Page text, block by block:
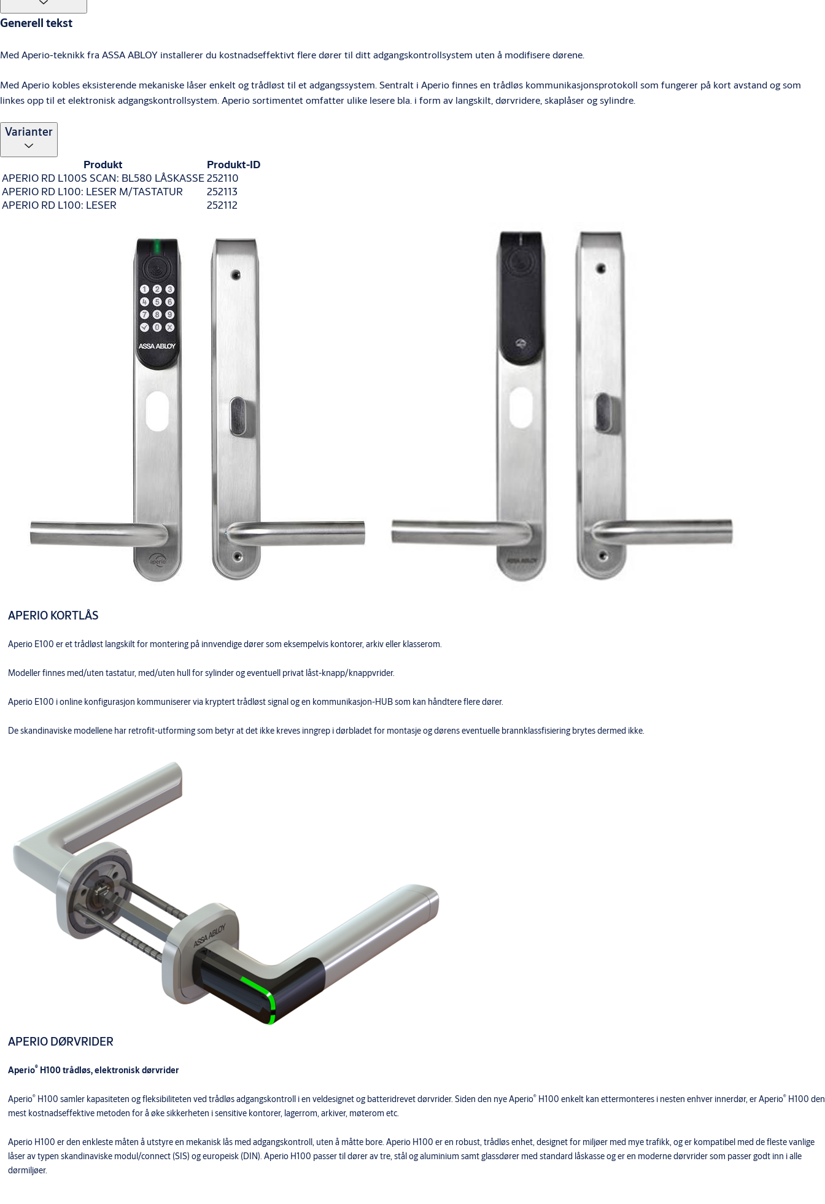
Generell tekst
Med Aperio-teknikk fra ASSA ABLOY installerer du kostnadseffektivt flere dører til ditt adgangskontrollsystem uten å modifisere dørene.
Med Aperio kobles eksisterende mekaniske låser enkelt og trådløst til et adgangssystem. Sentralt i Aperio finnes en trådløs kommunikasjonsprotokoll som fungerer på kort avstand og som
linkes opp til et elektronisk adgangskontrollsystem. Aperio sortimentet omfatter ulike lesere bla. i form av langskilt, dørvridere, skaplåser og sylindre.
Varianter
Produkt
Produkt-ID
APERIO RD L100S SCAN: BL580 LÅSKASSE252110
APERIO RD L100: LESER M/TASTATUR
252113
APERIO RD L100: LESER
252112
APERIO KORTLÅS
Aperio E100 er et trådløst langskilt for montering på innvendige dører som eksempelvis kontorer, arkiv eller klasserom.
Modeller finnes med/uten tastatur, med/uten hull for sylinder og eventuell privat låst-knapp/knappvrider.
Aperio E100 i online konfigurasjon kommuniserer via kryptert trådløst signal og en kommunikasjon-HUB som kan håndtere flere dører.
De skandinaviske modellene har retrofit-utforming som betyr at det ikke kreves inngrep i dørbladet for montasje og dørens eventuelle brannklassfisiering brytes dermed ikke.
APERIO DØRVRIDER
Aperio®H100 trådløs, elektronisk dørvrider
Aperio®H100 samler kapasiteten og fleksibiliteten ved trådløs adgangskontroll i en veldesignet og batteridrevet dørvrider. Siden den nye Aperio®H100 enkelt kan ettermonteres i nesten enhver innerdør, er Aperio®H100 den
mest kostnadseffektive metoden for å øke sikkerheten i sensitive kontorer, lagerrom, arkiver, møterom etc.
Aperio H100 er den enkleste måten å utstyre en mekanisk lås med adgangskontroll, uten å måtte bore. Aperio H100 er en robust, trådløs enhet, designet for miljøer med mye trafikk, og er kompatibel med de fleste vanlige
låser av typen skandinaviske modul/connect (SIS) og europeisk (DIN). Aperio H100 passer til dører av tre, stål og aluminium samt glassdører med standard låskasse og er en moderne dørvrider som passer godt inn i alle
dørmiljøer.